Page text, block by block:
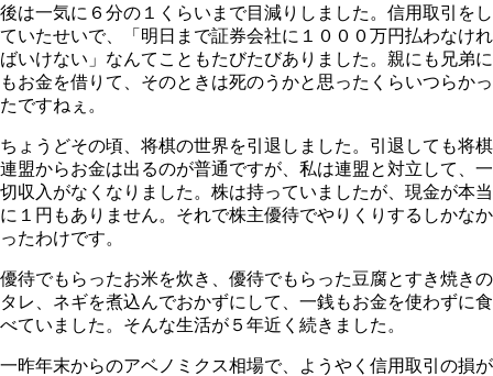
後は一気に６分の１くらいまで目減りしました。信用取引をし
ていたせいで、「明日まで証券会社に１０００万円払わなけれ
ばいけない」なんてこともたびたびありました。親にも兄弟に
もお金を借りて、そのときは死のうかと思ったくらいつらかっ
たですねぇ。
ちょうどその頃、将棋の世界を引退しました。引退しても将棋
連盟からお金は出るのが普通ですが、私は連盟と対立して、一
切収入がなくなりました。株は持っていましたが、現金が本当
に１円もありません。それで株主優待でやりくりするしかなか
ったわけです。
優待でもらったお米を炊き、優待でもらった豆腐とすき焼きの
タレ、ネギを煮込んでおかずにして、一銭もお金を使わずに食
べていました。そんな生活が５年近く続きました。
一昨年末からのアベノミクス相場で、ようやく信用取引の損が